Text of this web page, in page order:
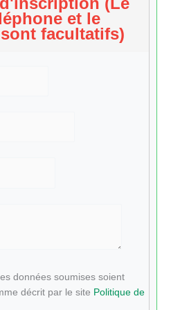
et le
facultatifs)
données soumises soient
décrit par le site Politique de